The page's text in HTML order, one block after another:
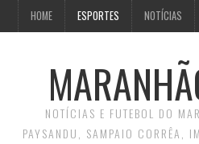
HOME ESPORTES NOTÍCIAS
NOTÍCIAS E FUTEBOL DO
PAYSANDU, SAMPAIO CORRÊA,